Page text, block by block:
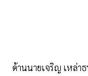
ด้านนายเจริญ เหล่า